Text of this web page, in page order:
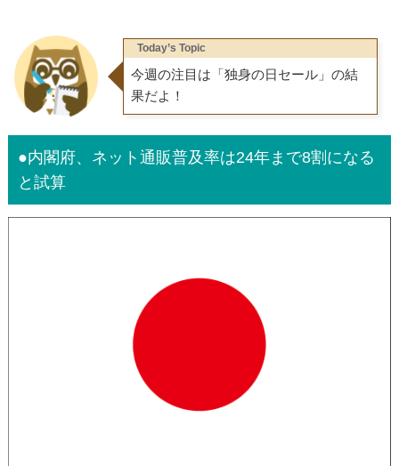
Today’s Topic
今週の注目は「独身の日セール」の結
果だよ！
●内閣府、ネット通販普及率は24年まで8割になる
と試算